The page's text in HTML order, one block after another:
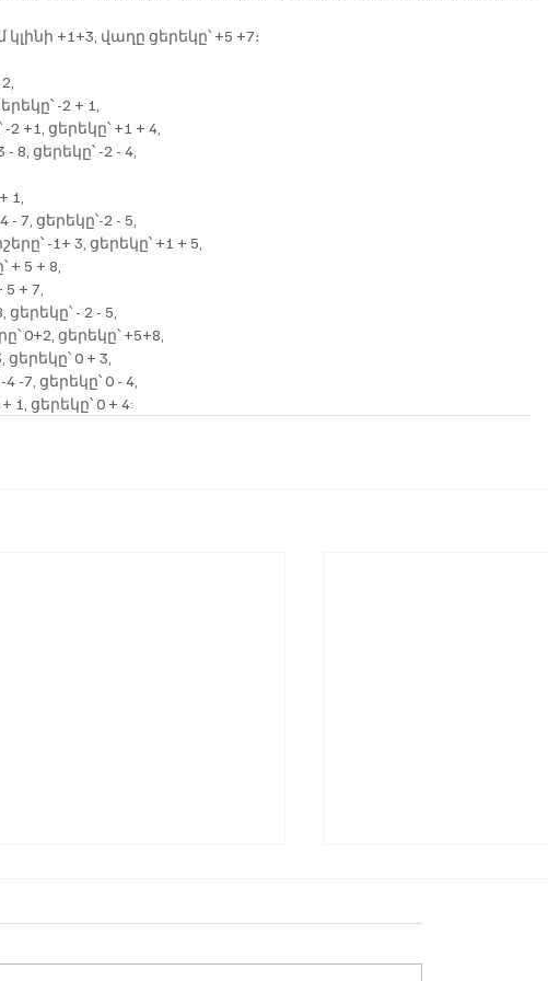
+1+3, վաղը ցերեկը՝ +5 +7։
-2 + 1,
+1, ցերեկը՝ +1 + 4,
ցերեկը՝ -2 - 4,
1,
7, ցերեկը՝-2 - 5,
-1+ 3, ցերեկը՝ +1 + 5,
5 + 8,
+ 7,
- 2 - 5,
0+2, ցերեկը՝ +5+8,
0 + 3,
-7, ցերեկը՝ 0 - 4,
ցերեկը՝ 0 + 4: